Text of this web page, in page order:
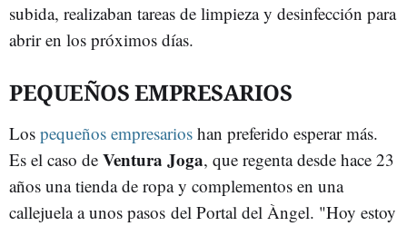
subida, realizaban tareas de limpieza y desinfección para
abrir en los próximos días.
PEQUEÑOS EMPRESARIOS
Los pequeños empresarios han preferido esperar más.
Es el caso de Ventura Joga, que regenta desde hace 23
años una tienda de ropa y complementos en una
callejuela a unos pasos del Portal del Àngel. "Hoy estoy